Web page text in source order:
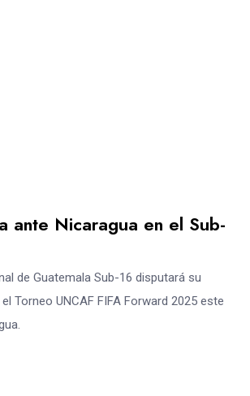
ante Nicaragua en el Sub-
de Guatemala Sub-16 disputará su
Torneo UNCAF FIFA Forward 2025 este